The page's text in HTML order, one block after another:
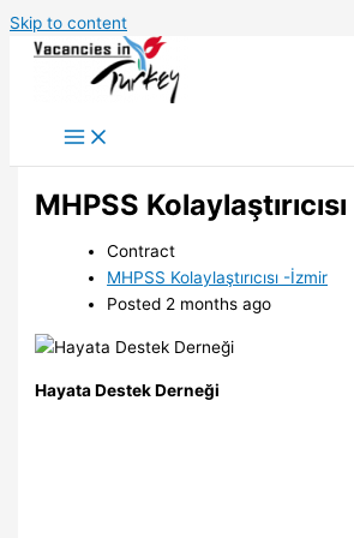
Skip to content
MHPSS Kolaylaştırıcısı
Contract
MHPSS Kolaylaştırıcısı -İzmir
Posted 2 months ago
Hayata Destek Derneği